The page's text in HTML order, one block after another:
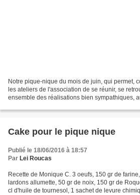
Notre pique-nique du mois de juin, qui permet,
les ateliers de l'association de se réunir, se
ensemble des réalisations bien sympathiques,
Cake pour le pique nique
Publié le 18/06/2016 à 18:57
Par Lei Roucas
Recette de Monique C. 3 oeufs, 150 gr de
lardons allumette, 50 gr de noix, 150 gr de
cl d'huile de tournesol, 1 sachet de levure